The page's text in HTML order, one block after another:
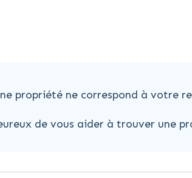
propriété ne correspond à votre
de vous aider à trouver une